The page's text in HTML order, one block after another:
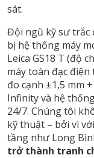
sát.
Đội ngũ kỹ sư trắc
bị hệ thống máy
Leica GS18 T (độ
máy toàn đạc điện
đo cạnh ±1,5 mm
Infinity và hệ
24/7. Chúng tôi
kỹ thuật – bởi vì
tầng như Long
trở thành tranh